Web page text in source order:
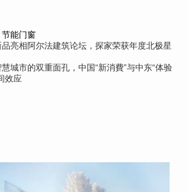
能门窗
亮相阿尔法建筑论坛，探家荣获年度北极星
城市的双重面孔，中国“新消費”与中东“体验
效应